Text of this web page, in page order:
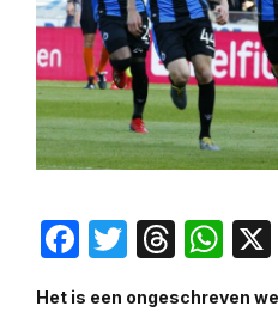
Facebook
Twitter
Het is een ongeschreven